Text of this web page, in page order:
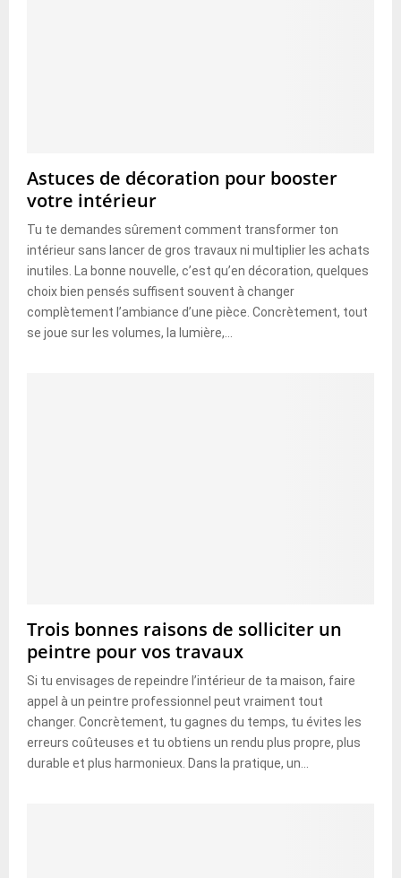
Astuces de décoration pour booster
votre intérieur
Tu te demandes sûrement comment transformer ton
intérieur sans lancer de gros travaux ni multiplier les achats
inutiles. La bonne nouvelle, c’est qu’en décoration, quelques
choix bien pensés suffisent souvent à changer
complètement l’ambiance d’une pièce. Concrètement, tout
se joue sur les volumes, la lumière,...
Trois bonnes raisons de solliciter un
peintre pour vos travaux
Si tu envisages de repeindre l’intérieur de ta maison, faire
appel à un peintre professionnel peut vraiment tout
changer. Concrètement, tu gagnes du temps, tu évites les
erreurs coûteuses et tu obtiens un rendu plus propre, plus
durable et plus harmonieux. Dans la pratique, un...